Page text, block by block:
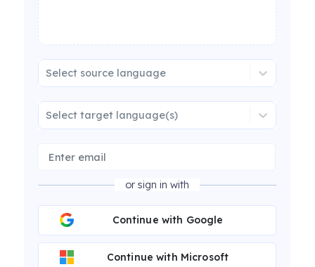
Select source language
Select target language(s)
or sign in with
Continue with Google
Continue with Microsoft